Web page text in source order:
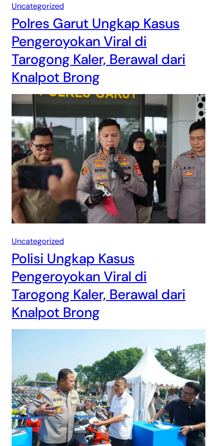
Uncategorized
Polres Garut Ungkap Kasus
Pengeroyokan Viral di
Tarogong Kaler, Berawal dari
Knalpot Brong
Uncategorized
Polisi Ungkap Kasus
Pengeroyokan Viral di
Tarogong Kaler, Berawal dari
Knalpot Brong